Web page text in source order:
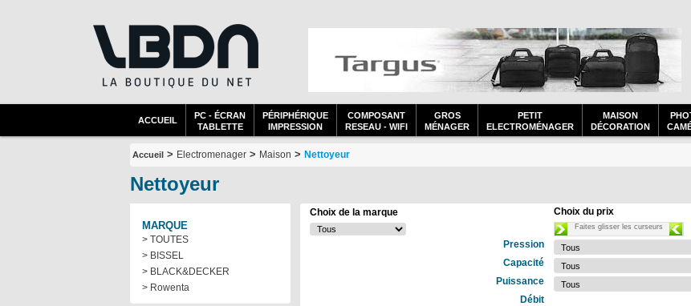
ACCUEIL
PC - ÉCRAN
TABLETTE
PÉRIPHÉRIQUE
IMPRESSION
COMPOSANT
RESEAU - WIFI
GROS
MÉNAGER
PETIT
ELECTROMÉNAGER
MAISON
DÉCORATION
Accueil > Electromenager > Maison > Nettoyeur
Nettoyeur
MARQUE
> TOUTES
> BISSEL
> BLACK&DECKER
> Rowenta
Choix de la marque Choix du prix
Faites glisser les curseurs
Pression
Capacité
Puissance
Débit